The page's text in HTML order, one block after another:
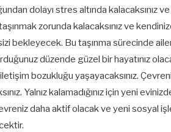
dolayı stres altında kalacaksınız
zorunda kalacaksınız ve
bekleyecek. Bu taşınma sürecinde
düzende güzel bir hayatınız
bozukluğu yaşayacaksınız.
Yalnız kalamadığınız için yeni
daha aktif olacak ve yeni sosyal